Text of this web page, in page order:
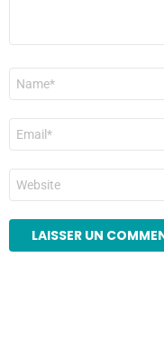
Nom
E-
mail
*
Site
web